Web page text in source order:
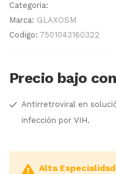
Categoria:
Marca: GLAXOSM
Codigo: 7501043160322
Precio bajo
Antirretroviral en
infección por VIH.
Alta